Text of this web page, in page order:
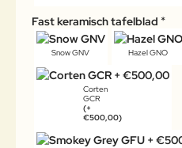
Fast keramisch tafelblad
Snow GNV Hazel GNO
Corten
GCR
(+
€500,00)